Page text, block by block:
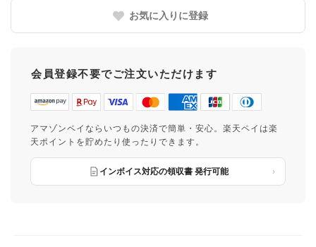
県
お気に入りに登録
会員登録不要でご注文いただけます
アマゾンペイならいつもの決済で簡単・安心。楽天ペイは楽
天ポイントを貯めたり使ったりできます。
インボイス対応の領収書 発行可能